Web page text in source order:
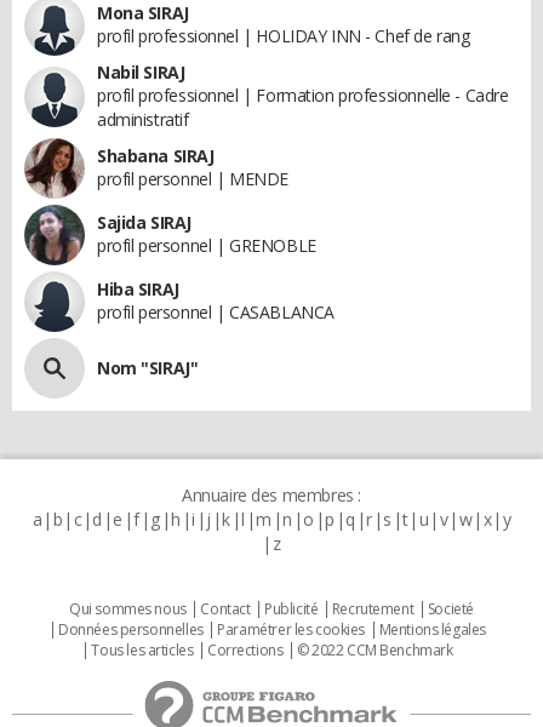
Mona SIRAJ
profil professionnel | HOLIDAY INN - Chef de rang
Nabil SIRAJ
profil professionnel | Formation professionnelle - Cadre
administratif
Shabana SIRAJ
profil personnel | MENDE
Sajida SIRAJ
profil personnel | GRENOBLE
Hiba SIRAJ
profil personnel | CASABLANCA
Nom "SIRAJ"
Annuaire des membres :
a b c d e f g h i j k l m n o p q r s t u v w x y
z
Qui sommes nous Contact Publicité Recrutement
Societé
Données personnelles
Paramétrer les cookies
Mentions légales
Tous les articles
Corrections © 2022 CCM Benchmark